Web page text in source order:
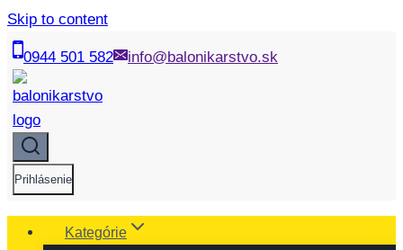
Skip to content
0944 501 582 info@balonikarstvo.sk
Prihlásenie
Kategórie